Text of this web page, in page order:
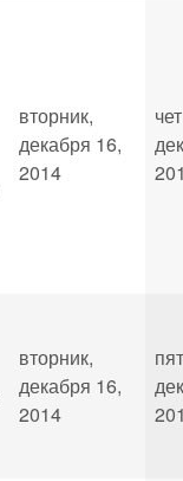
вторник,
декабря 16,
2014
вторник,
декабря 16,
2014